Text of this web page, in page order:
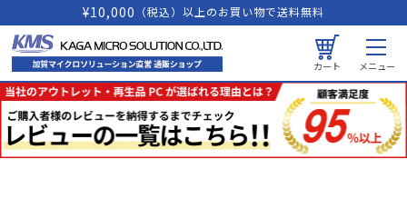
¥10,000 （税込）以上のお買い物で送料無料
カート メニュー